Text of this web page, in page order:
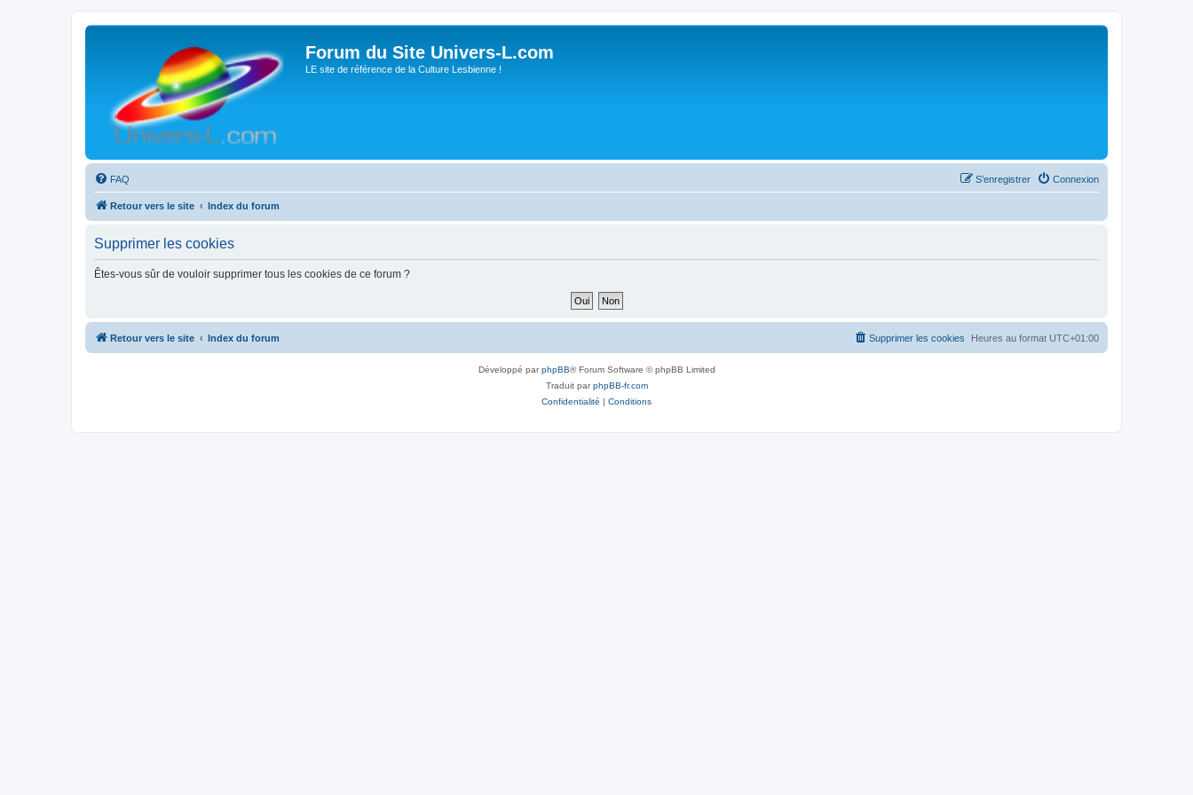
Forum du Site Univers-L.com
LE site de référence de la Culture Lesbienne !
FAQ Connexion
S’enregistrer
Retour vers le site Index du forum
Supprimer les cookies
Êtes-vous sûr de vouloir supprimer tous les cookies de ce forum ?
Retour vers le site Index du forum Heures au format UTC+01:00
Supprimer les cookies
Développé parphpBB® Forum Software © phpBB Limited
Traduit parphpBB-fr.com
Confidentialité | Conditions